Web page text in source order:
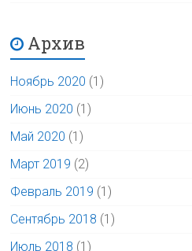
Архив
Ноябрь 2020 (1)
Июнь 2020 (1)
Май 2020 (1)
Март 2019 (2)
Февраль 2019 (1)
Сентябрь 2018 (1)
Июль 2018 (1)